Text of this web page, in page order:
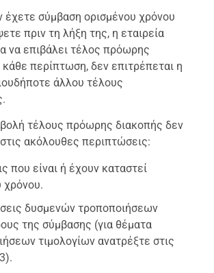
σύμβαση ορισμένου χρόνου
πριν τη λήξη της, η εταιρεία
να επιβάλει τέλος πρόωρης
περίπτωση, δεν επιτρέπεται η
άλλου τέλους
τέλους πρόωρης διακοπής δεν
ακόλουθες περιπτώσεις:
που είναι ή έχουν καταστεί
χρόνου.
δυσμενών τροποποιήσεων
της σύμβασης (για θέματα
τιμολογίων ανατρέξτε στις